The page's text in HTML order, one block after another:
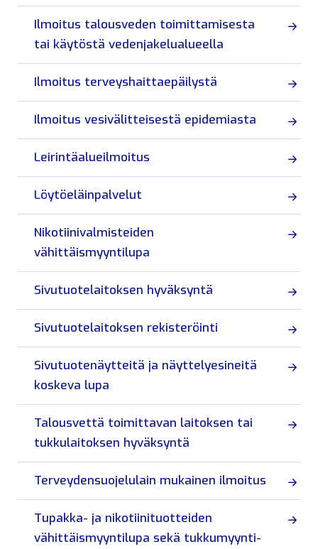
Ilmoitus talousveden toimittamisesta
tai käytöstä vedenjakelualueella
Ilmoitus terveyshaittaepäilystä
Ilmoitus vesivälitteisestä epidemiasta
Leirintäalueilmoitus
Löytöeläinpalvelut
Nikotiinivalmisteiden
vähittäismyyntilupa
Sivutuotelaitoksen hyväksyntä
Sivutuotelaitoksen rekisteröinti
Sivutuotenäytteitä ja näyttelyesineitä
koskeva lupa
Talousvettä toimittavan laitoksen tai
tukkulaitoksen hyväksyntä
Terveydensuojelulain mukainen ilmoitus
Tupakka- ja nikotiinituotteiden
vähittäismyyntilupa sekä tukkumyynti-